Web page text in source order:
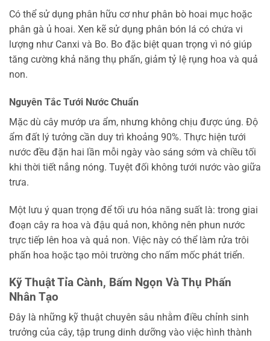
Có thể sử dụng phân hữu cơ như phân bò hoai mục hoặc
phân gà ủ hoai. Xen kẽ sử dụng phân bón lá có chứa vi
lượng như Canxi và Bo. Bo đặc biệt quan trọng vì nó giúp
tăng cường khả năng thụ phấn, giảm tỷ lệ rụng hoa và quả
non.
Nguyên Tắc Tưới Nước Chuẩn
Mặc dù cây mướp ưa ẩm, nhưng không chịu được úng. Độ
ẩm đất lý tưởng cần duy trì khoảng 90%. Thực hiện tưới
nước đều đặn hai lần mỗi ngày vào sáng sớm và chiều tối
khi thời tiết nắng nóng. Tuyệt đối không tưới nước vào giữa
trưa.
Một lưu ý quan trọng để tối ưu hóa năng suất là: trong giai
đoạn cây ra hoa và đậu quả non, không nên phun nước
trực tiếp lên hoa và quả non. Việc này có thể làm rửa trôi
phấn hoa hoặc tạo môi trường cho nấm mốc phát triển.
Kỹ Thuật Tỉa Cành, Bấm Ngọn Và Thụ Phấn
Nhân Tạo
Đây là những kỹ thuật chuyên sâu nhằm điều chỉnh sinh
trưởng của cây, tập trung dinh dưỡng vào việc hình thành